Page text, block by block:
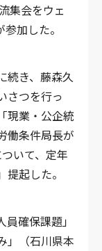
集会をウェ
加した。
続き、藤森久
さつを行っ
現業・公企統
働条件局長が
いて、定年
起した。
確保課題」
」（石川県本